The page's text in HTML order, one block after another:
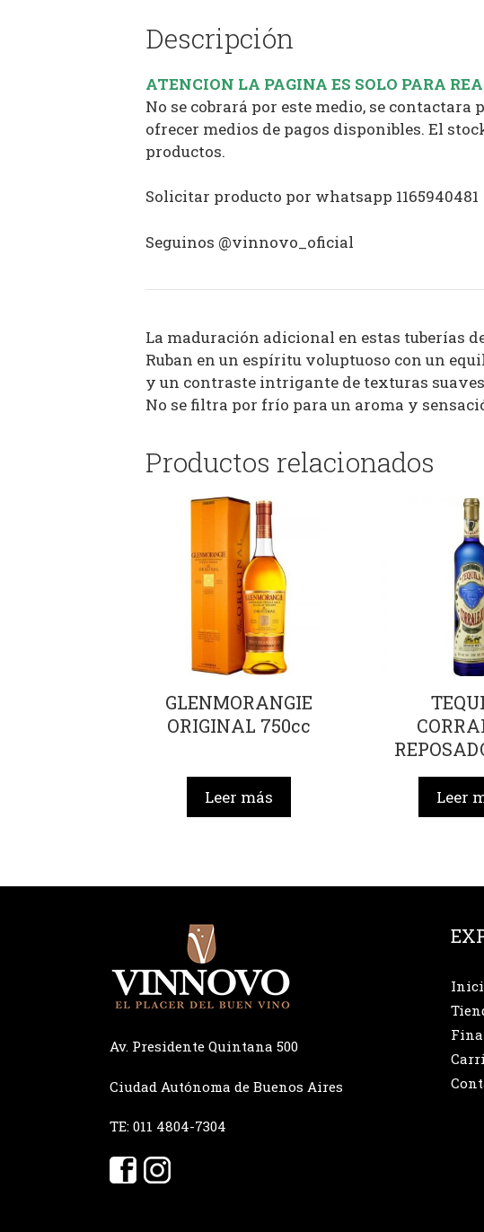
Descripción
ATENCION LA PAGINA ES SOLO PARA
No se cobrará por este medio, se
ofrecer medios de pagos disponibles. El
productos.
Solicitar producto por whatsapp 1165940481
Seguinos @vinnovo_oficial
La maduración adicional en estas tuberías
Ruban en un espíritu voluptuoso con un
y un contraste intrigante de texturas
No se filtra por frío para un aroma y
Productos relacionados
GLENMORANGIE
ORIGINAL 750cc
Leer más Leer
Av. Presidente Quintana 500
Ciudad Autónoma de Buenos Aires
TE: 011 4804-7304